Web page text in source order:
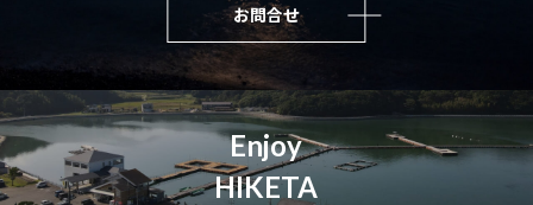
お問合せ
Enjoy
HIKETA